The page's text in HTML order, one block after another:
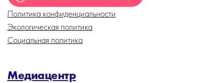
Политика конфиденциальности
Экологическая политика
Социальная политика
Медиацентр